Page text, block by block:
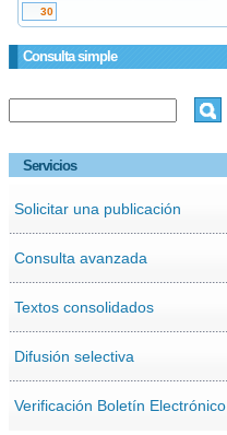
Consulta simple
Servicios
Solicitar una publicación
Consulta avanzada
Textos consolidados
Difusión selectiva
Verificación Boletín Electrónico